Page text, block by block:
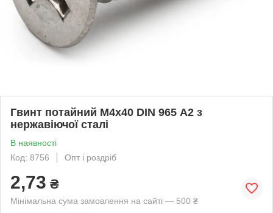
Гвинт потайний М4х40 DIN 965 А2 з
нержавіючої сталі
В наявності
Код: 8756
Опт і роздріб
2,73 ₴
Мінімальна сума замовлення на сайті — 500 ₴